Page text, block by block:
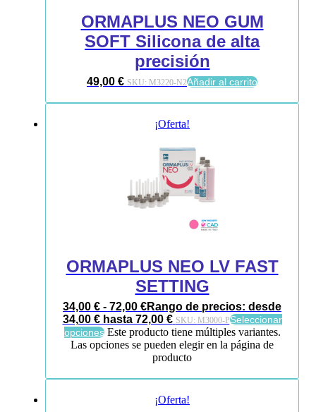
ORMAPLUS NEO GUM
SOFT Silicona de alta
precisión
49,00 € SKU: M3220-N2Añadir al carrito
¡Oferta!
ORMAPLUS NEO LV FAST
SETTING
34,00 € - 72,00 €Rango de precios: desde
34,00 € hasta 72,00 € SKU: M3000-PSeleccionar
opciones Este producto tiene múltiples variantes.
Las opciones se pueden elegir en la página de
producto
¡Oferta!